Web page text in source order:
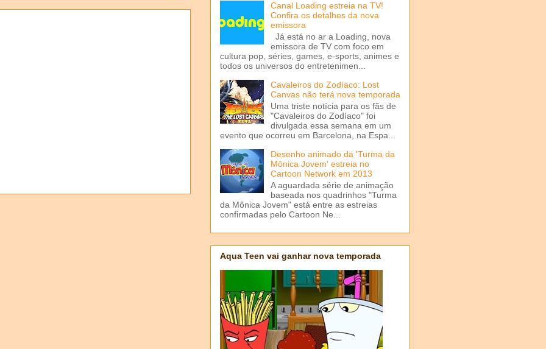
Canal Loading estreia na TV!
Confira os detalhes da nova
emissora
Já está no ar a Loading, nova
emissora de TV com foco em
cultura pop, séries, games, e-sports, animes e
todos os universos do entretenimen...
Cavaleiros do Zodíaco: Lost
Canvas não terá nova temporada
Uma triste notícia para os fãs de
"Cavaleiros do Zodíaco" foi
divulgada essa semana em um
evento que ocorreu em Barcelona, na Espa...
Desenho animado da 'Turma da
Mônica Jovem' estreia no
Cartoon Network em 2013
A aguardada série de animação
baseada nos quadrinhos "Turma
da Mônica Jovem" está entre as estreias
confirmadas pelo Cartoon Ne...
Aqua Teen vai ganhar nova temporada